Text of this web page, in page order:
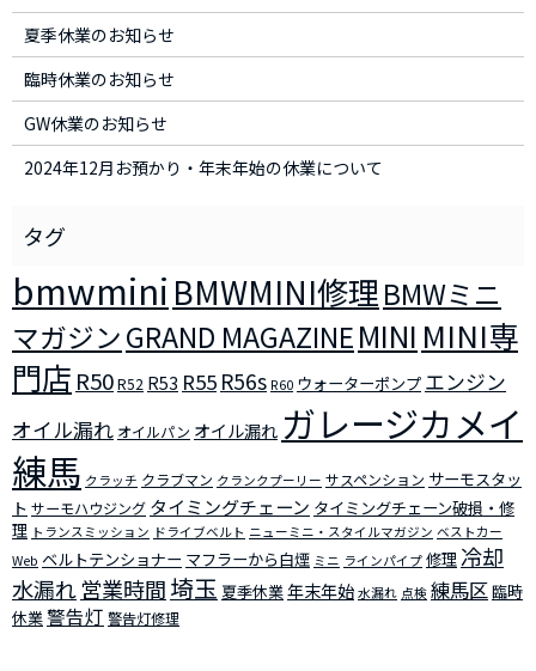
夏季休業のお知らせ
臨時休業のお知らせ
GW休業のお知らせ
2024年12月お預かり・年末年始の休業について
bmwmini BMWMINI修理BMWミニ
マガジンGRAND MAGAZINEMINI MINI専
門店 R50R52 R53 R55 R56s R60 ウォーターポンプ エンジン
オイル漏れ オイルパン オイル漏れ ガレージカメイ
練馬 クラッチ クラブマン クランクプーリー サスペンション サーモスタッ
ト サーモハウジング タイミングチェーン タイミングチェーン破損・修
理 トランスミッション ドライブベルト ニューミニ・スタイルマガジン ベストカー
Web ベルトテンショナー マフラーから白煙 ミニ ラインパイプ 修理 冷却
水漏れ営業時間埼玉 夏季休業年末年始 水漏れ 点検 練馬区臨時
休業警告灯 警告灯修理